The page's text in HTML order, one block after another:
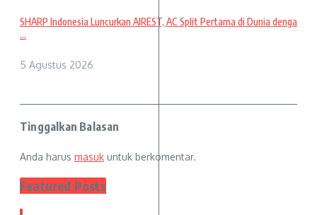
SHARP Indonesia Luncurkan AIREST, AC Split Pertama di Dunia denga
...
5 Agustus 2026
Tinggalkan Balasan
Anda harus masuk untuk berkomentar.
Featured Posts